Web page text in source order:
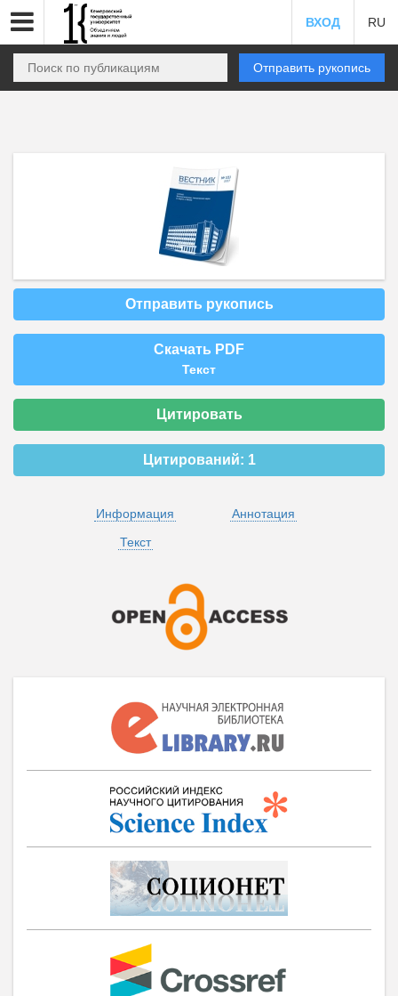
ВХОД RU
Отправить рукопись
Отправить рукопись
Скачать PDF
Текст
Цитировать
Цитирований: 1
Информация
Аннотация
Текст